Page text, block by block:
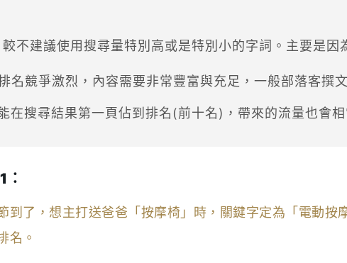
不建議使用搜尋量特別高或是特別小的字詞。主要是因
名競爭激烈，內容需要非常豐富與充足，一般部落客撰
在搜尋結果第一頁佔到排名(前十名)，帶來的流量也會
：
到了，想主打送爸爸「按摩椅」時，關鍵字定為「電動按
名。